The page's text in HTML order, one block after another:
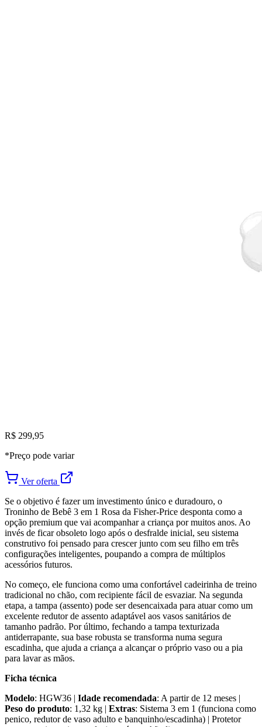
R$ 299,95
*Preço pode variar
Ver oferta
Se o objetivo é fazer um investimento único e duradouro, o
Troninho de Bebê 3 em 1 Rosa da Fisher-Price desponta como a
opção premium que vai acompanhar a criança por muitos anos. Ao
invés de ficar obsoleto logo após o desfralde inicial, seu sistema
construtivo foi pensado para crescer junto com seu filho em três
configurações inteligentes, poupando a compra de múltiplos
acessórios futuros.
No começo, ele funciona como uma confortável cadeirinha de treino
tradicional no chão, com recipiente fácil de esvaziar. Na segunda
etapa, a tampa (assento) pode ser desencaixada para atuar como um
excelente redutor de assento adaptável aos vasos sanitários de
tamanho padrão. Por último, fechando a tampa texturizada
antiderrapante, sua base robusta se transforma numa segura
escadinha, que ajuda a criança a alcançar o próprio vaso ou a pia
para lavar as mãos.
Ficha técnica
Modelo: HGW36 | Idade recomendada: A partir de 12 meses |
Peso do produto: 1,32 kg | Extras: Sistema 3 em 1 (funciona como
penico, redutor de vaso adulto e banquinho/escadinha) | Protetor